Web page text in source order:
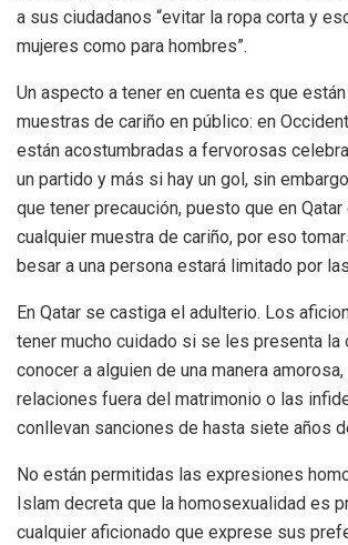
a sus ciudadanos “evitar la ropa corta y
mujeres como para hombres”.
Un aspecto a tener en cuenta es que
muestras de cariño en público: en
están acostumbradas a fervorosas
un partido y más si hay un gol, sin
que tener precaución, puesto que en
cualquier muestra de cariño, por eso
besar a una persona estará limitado por
En Qatar se castiga el adulterio. Los
tener mucho cuidado si se les presenta la
conocer a alguien de una manera
relaciones fuera del matrimonio o las
conllevan sanciones de hasta siete años
No están permitidas las expresiones
Islam decreta que la homosexualidad es
cualquier aficionado que exprese sus